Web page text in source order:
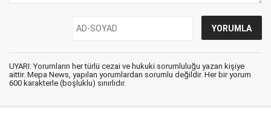
UYARI: Yorumların her türlü cezai ve hukuki sorumluluğu yazan kişiye
aittir. Mepa News, yapılan yorumlardan sorumlu değildir. Her bir yorum
600 karakterle (boşluklu) sınırlıdır.